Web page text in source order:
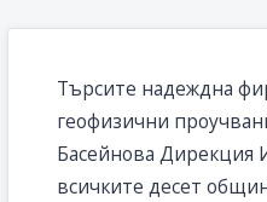
Търсите надеждна
геофизични
Басейнова Дирекция
всичките десет